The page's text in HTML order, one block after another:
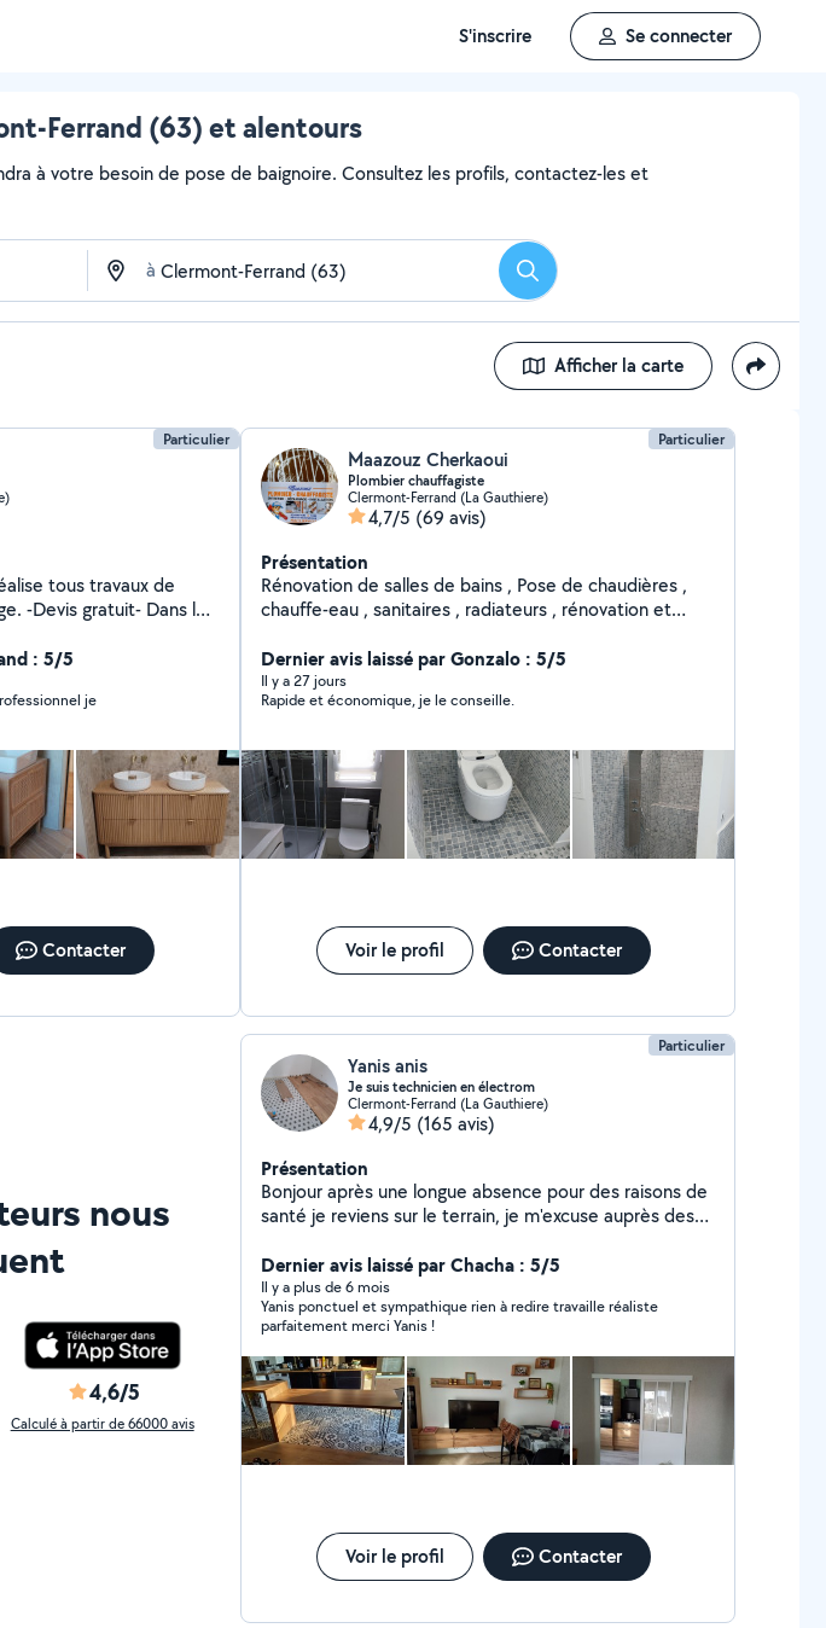
S'inscrire Se connecter
Ferrand (63) et alentours
à votre besoin de pose de baignoire. Consultez les profils, contactez-les et
à Rechercher
Afficher la carte
Particulier
tous travaux de
le
de faïence, placo,
: 5/5
je
Contacter
Particulier
Maazouz Cherkaoui
Plombier chauffagiste
Clermont-Ferrand (La Gauthiere)
4,7/5 (69 avis)
Présentation
Rénovation de salles de bains , Pose de chaudières ,
chauffe-eau , sanitaires , radiateurs , rénovation et
débouchage , dépannage , je touche à tout par
exemple :pose de toute type de sanitaires pose de
cuisines , Armoires , pose étagères, empoules ecct....
Dernier avis laissé par Gonzalo : 5/5
Il y a 27 jours
Rapide et économique, je le conseille.
Voir le profil Contacter
nous
4,6/5
Calculé à partir de 66000 avis
Particulier
Yanis anis
Je suis technicien en électrom
Clermont-Ferrand (La Gauthiere)
4,9/5 (165 avis)
Présentation
Bonjour après une longue absence pour des raisons de
santé je reviens sur le terrain, je m'excuse auprès des
un technicien qualifié en électroménager , cuisiniste
monteur de meubles et un très bon bricoleur je touche
à tout , récemment converti a la rénovation des
appartements avec expérience biensur, ma devise
c'est satisfait ou remboursé. Cordialement.
Dernier avis laissé par Chacha : 5/5
Il y a plus de 6 mois
Yanis ponctuel et sympathique rien à redire travaille réaliste
parfaitement merci Yanis !
Voir le profil Contacter